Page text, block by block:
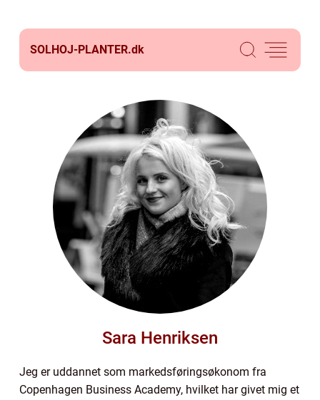
SOLHOJ-PLANTER.dk
Sara Henriksen
Jeg er uddannet som markedsføringsøkonom fra
Copenhagen Business Academy, hvilket har givet mig et